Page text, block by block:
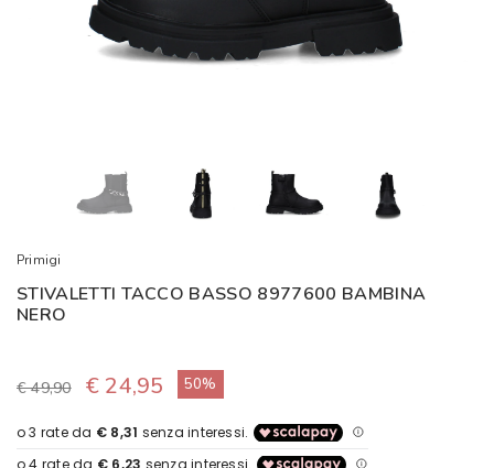
Primigi
STIVALETTI TACCO BASSO 8977600 BAMBINA
NERO
€ 49,90 € 24,95 50%